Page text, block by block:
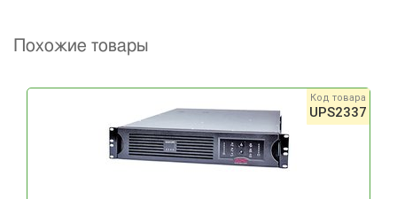
Похожие товары
Код товара
UPS2337